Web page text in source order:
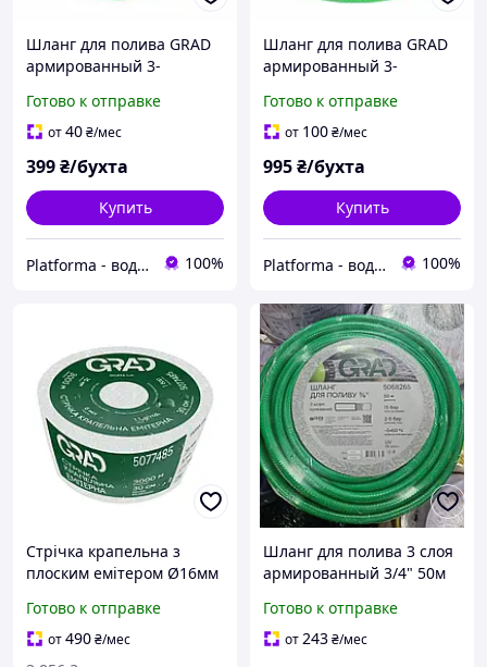
Шланг для полива GRAD
армированный 3-
садовый поливочный
Готово к отправке
от40₴/мес
399₴/бухта
Купить
Platforma - водоснабжение, отопление и канализация- оборудование и комплектующие 100%
Шланг для полива GRAD
армированный 3-
садовый поливочный
Готово к отправке
от 100₴/мес
995₴/бухта
Купить
Platforma - водоснабжение, отопление и канализация- оборудование и комплектующие 100%
Стрічка крапельна з
плоским емітером Ø16мм
GRAD (5077615)
Готово к отправке
от490₴/мес
Шланг для полива 3 слоя
армированный 3/4" 50м
Готово к отправке
от243₴/мес